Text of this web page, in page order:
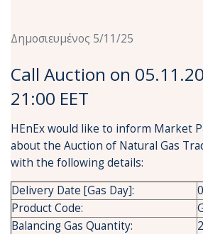
Δημοσιευμένος 5/11/25
Call Auction on
21:00 EET
HEnEx would like to inform Market
about the Auction of Natural Gas
with the following details:
Delivery Date [Gas Day]:
Product Code:
Balancing Gas Quantity: